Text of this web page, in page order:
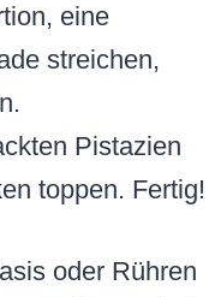
eine
streichen,
Pistazien
toppen. Fertig!
oder Rühren